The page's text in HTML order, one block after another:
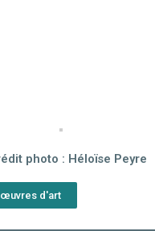
photo : Héloïse Peyre
œuvres d'art